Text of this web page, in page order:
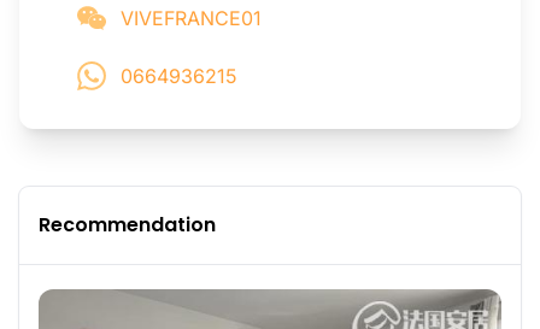
VIVEFRANCE01
0664936215
Recommendation